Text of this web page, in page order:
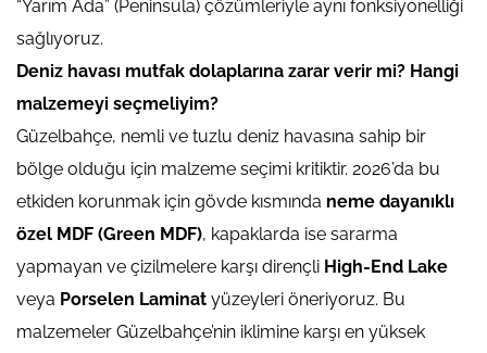
“Yarım Ada” (Peninsula) çözümleriyle aynı fonksiyonelliği
sağlıyoruz.
Deniz havası mutfak dolaplarına zarar verir mi? Hangi
malzemeyi seçmeliyim?
Güzelbahçe, nemli ve tuzlu deniz havasına sahip bir
bölge olduğu için malzeme seçimi kritiktir. 2026’da bu
etkiden korunmak için gövde kısmında neme dayanıklı
özel MDF (Green MDF), kapaklarda ise sararma
yapmayan ve çizilmelere karşı dirençli High-End Lake
veya Porselen Laminat yüzeyleri öneriyoruz. Bu
malzemeler Güzelbahçe’nin iklimine karşı en yüksek